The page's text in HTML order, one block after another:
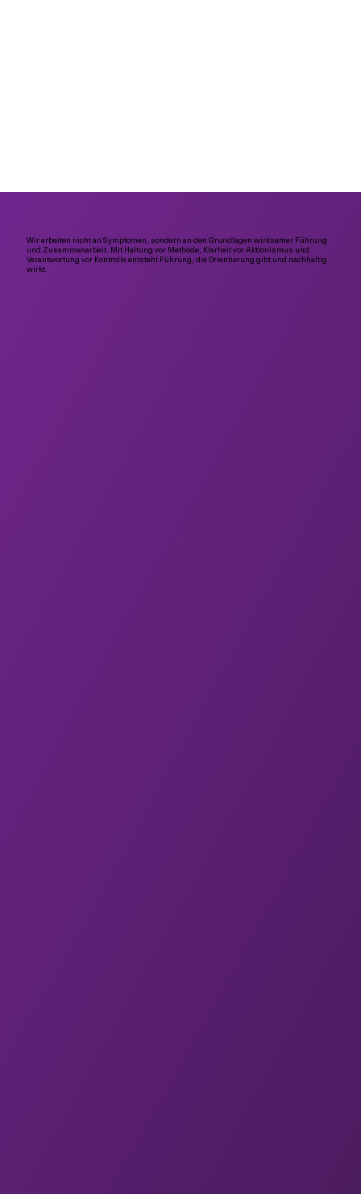
Wir arbeiten nicht an Symptomen, sondern an den Grundlagen wirksamer Führung
und Zusammenarbeit. Mit Haltung vor Methode, Klarheit vor Aktionismus und
Verantwortung vor Kontrolle entsteht Führung, die Orientierung gibt und nachhaltig
wirkt.